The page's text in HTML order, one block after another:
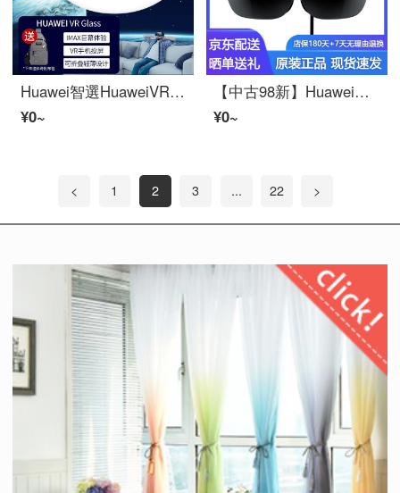
Huawei智選HuaweiVRMeganeVRGlass巴查尔现实3 d体色感觉超薄三次元スマホ投屏电影3 Dシネマズ无线游戏畅享【ヘッドマート】HuaweiVRMegane
¥0~
【中古98新】Huawei（HUAWEI）VRGlass VR MeganeCV 10投屏3 Dマシーン適用P系列VRGlass官方標準
¥0~
< 1 2 3 ... 22 >